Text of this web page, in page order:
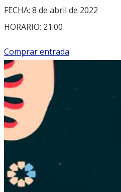
FECHA: 8 de abril de 2022
HORARIO: 21:00
Comprar entrada